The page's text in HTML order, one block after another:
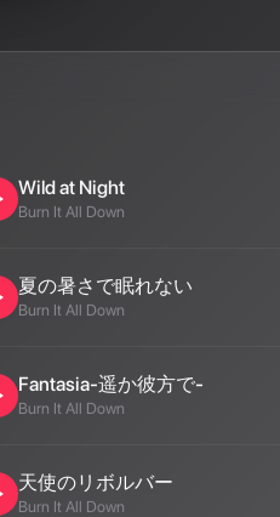
Wild at Night
Burn It All Down
夏の暑さで眠れない
Burn It All Down
Fantasia-遥か彼方で-
Burn It All Down
天使のリボルバー
Burn It All Down